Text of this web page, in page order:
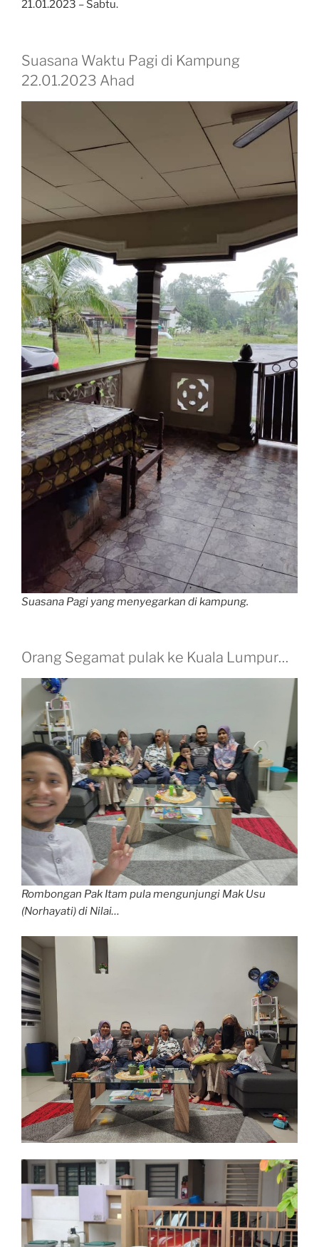
21.01.2023 – Sabtu.
Suasana Waktu Pagi di Kampung
22.01.2023 Ahad
Suasana Pagi yang menyegarkan di kampung.
Orang Segamat pulak ke Kuala Lumpur…
Rombongan Pak Itam pula mengunjungi Mak Usu
(Norhayati) di Nilai…